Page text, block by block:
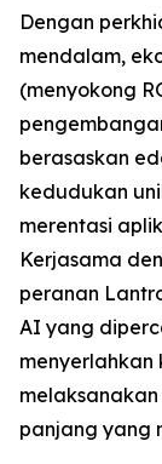
Dengan
mendalam,
(menyokong
berasaskan
kedudukan
merentasi
Kerjasama
peranan
AI yang
panjang yang